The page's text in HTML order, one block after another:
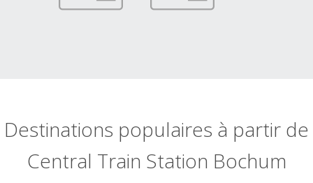
Destinations populaires à partir de
Central Train Station Bochum